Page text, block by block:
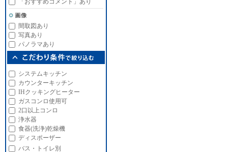
「おすすめコメント」あり
間取図あり
写真あり
パノラマあり
システムキッチン
カウンターキッチン
IHクッキングヒーター
ガスコンロ使用可
2口以上コンロ
浄水器
食器(洗浄)乾燥機
ディスポーザー
バス・トイレ別